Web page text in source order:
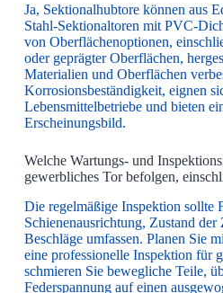
Ja, Sektionalhubtore können aus
Stahl-Sektionaltoren mit PVC-
von Oberflächenoptionen,
oder geprägter Oberflächen,
Materialien und Oberflächen
Korrosionsbeständigkeit, eignen
Lebensmittelbetriebe und bieten
Erscheinungsbild.
Welche Wartungs- und
gewerbliches Tor befolgen,
Die regelmäßige Inspektion sollte
Schienenausrichtung, Zustand
Beschläge umfassen. Planen Sie
eine professionelle Inspektion für
schmieren Sie bewegliche Teile,
Federspannung auf einen